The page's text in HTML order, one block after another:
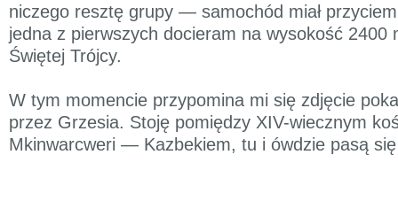
niczego resztę grupy — samochód miał
jedna z pierwszych docieram na wysokość 2400
Świętej Trójcy.
W tym momencie przypomina mi się zdjęcie
przez Grzesia. Stoję pomiędzy XIV-wiecznym
Mkinwarcweri — Kazbekiem, tu i ówdzie pasą